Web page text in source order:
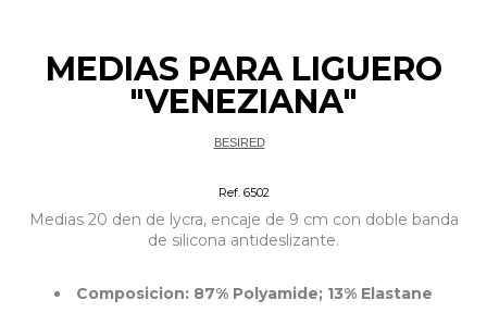
MEDIAS PARA LIGUERO
"VENEZIANA"
BESIRED
Ref. 6502
Medias 20 den de lycra, encaje de 9 cm con doble banda
de silicona antideslizante.
Composicion: 87% Polyamide; 13% Elastane